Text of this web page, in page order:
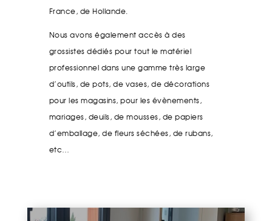
France, de Hollande.
Nous avons également accès à des
grossistes dédiés pour tout le matériel
professionnel dans une gamme très large
d’outils, de pots, de vases, de décorations
pour les magasins, pour les évènements,
mariages, deuils, de mousses, de papiers
d’emballage, de fleurs séchées, de rubans,
etc…